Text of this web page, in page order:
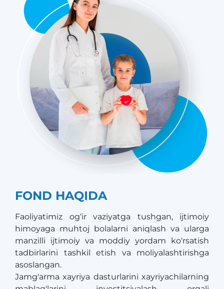
FOND HAQIDA
Faoliyatimiz og‘ir vaziyatga tushgan, ijtimoiy
himoyaga muhtoj bolalarni aniqlash va ularga
manzilli ijtimoiy va moddiy yordam ko‘rsatish
tadbirlarini tashkil etish va moliyalashtirishga
asoslangan.
​​​​​​​Jamg'arma xayriya dasturlarini xayriyachilarning